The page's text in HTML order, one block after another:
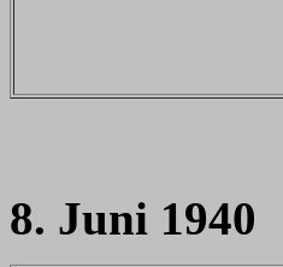
8. Juni 1940